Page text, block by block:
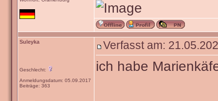
Suleyka
Geschlecht:
Anmeldungsdatum: 05.09.2017
Beiträge: 363
Verfasst am:
ich habe